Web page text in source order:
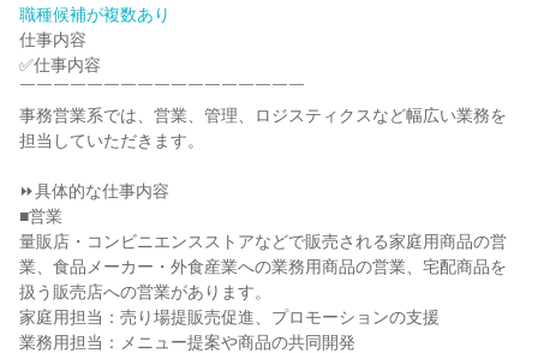
職種候補が複数あり
仕事内容
✅仕事内容
￣￣￣￣￣￣￣￣￣￣￣￣￣￣￣￣￣
事務営業系では、営業、管理、ロジスティクスなど幅広い業務を
担当していただきます。
⏩具体的な仕事内容
■営業
量販店・コンビニエンスストアなどで販売される家庭用商品の営
業、食品メーカー・外食産業への業務用商品の営業、宅配商品を
扱う販売店への営業があります。
家庭用担当：売り場提販売促進、プロモーションの支援
業務用担当：メニュー提案や商品の共同開発